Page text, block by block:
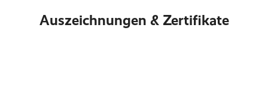
Auszeichnungen & Zertifikate